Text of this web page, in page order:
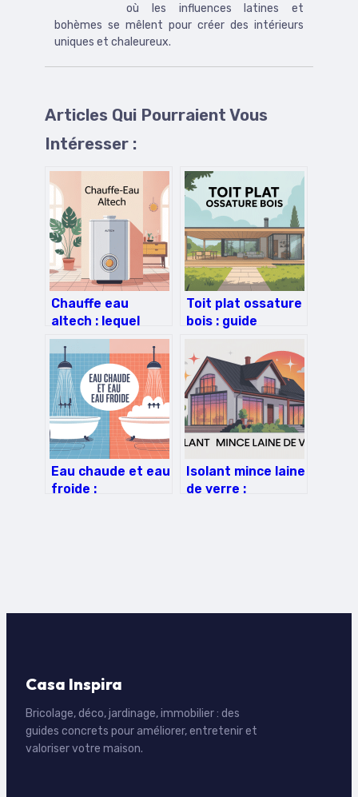
où les influences latines et
bohèmes se mêlent pour créer des intérieurs
uniques et chaleureux.
Articles Qui Pourraient Vous
Intéresser :
Chauffe eau
altech : lequel
choisir, à quel prix
et pour quel usage
Toit plat ossature
bois : guide
projet durable et
maîtrisé
Eau chaude et eau
froide :
Isolant mince laine
de verre :
Casa Inspira
Bricolage, déco, jardinage, immobilier : des
guides concrets pour améliorer, entretenir et
valoriser votre maison.